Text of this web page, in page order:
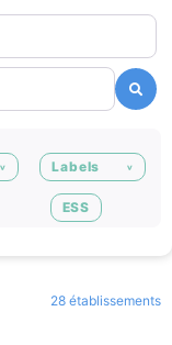
Labels
ESS
28 établissements